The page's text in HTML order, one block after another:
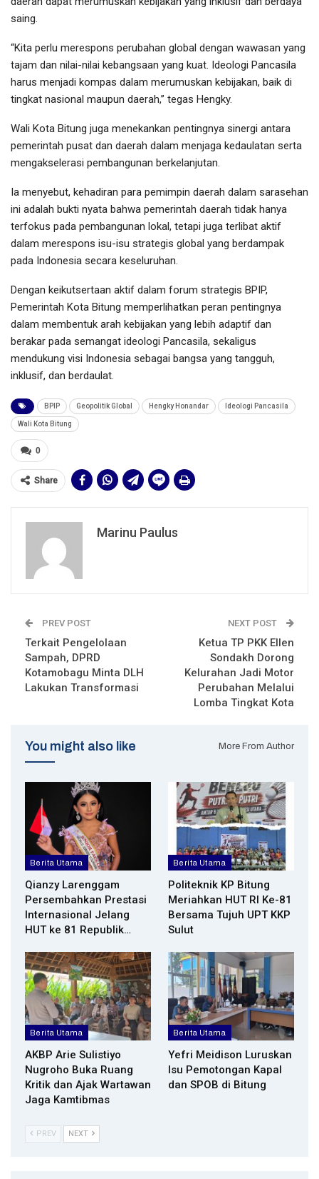
saing.
“Kita perlu merespons perubahan global dengan wawasan yang
tajam dan nilai-nilai kebangsaan yang kuat. Ideologi Pancasila
harus menjadi kompas dalam merumuskan kebijakan, baik di
tingkat nasional maupun daerah,” tegas Hengky.
Wali Kota Bitung juga menekankan pentingnya sinergi antara
pemerintah pusat dan daerah dalam menjaga kedaulatan serta
mengakselerasi pembangunan berkelanjutan.
Ia menyebut, kehadiran para pemimpin daerah dalam sarasehan
ini adalah bukti nyata bahwa pemerintah daerah tidak hanya
terfokus pada pembangunan lokal, tetapi juga terlibat aktif
dalam merespons isu-isu strategis global yang berdampak
pada Indonesia secara keseluruhan.
Dengan keikutsertaan aktif dalam forum strategis BPIP,
Pemerintah Kota Bitung memperlihatkan peran pentingnya
dalam membentuk arah kebijakan yang lebih adaptif dan
berakar pada semangat ideologi Pancasila, sekaligus
mendukung visi Indonesia sebagai bangsa yang tangguh,
inklusif, dan berdaulat.
BPIP Geopolitik Global Hengky Honandar Ideologi Pancasila
Wali Kota Bitung
0
Share
Marinu Paulus
PREV POST
Terkait Pengelolaan
Sampah, DPRD
Kotamobagu Minta DLH
Lakukan Transformasi
NEXT POST
Ketua TP PKK Ellen
Sondakh Dorong
Kelurahan Jadi Motor
Perubahan Melalui
Lomba Tingkat Kota
You might also like More From Author
Berita Utama
Qianzy Larenggam
Persembahkan Prestasi
Internasional Jelang
HUT ke 81 Republik…
Berita Utama
Politeknik KP Bitung
Meriahkan HUT RI Ke-81
Bersama Tujuh UPT KKP
Sulut
Berita Utama
AKBP Arie Sulistiyo
Nugroho Buka Ruang
Kritik dan Ajak Wartawan
Jaga Kamtibmas
Berita Utama
Yefri Meidison Luruskan
Isu Pemotongan Kapal
dan SPOB di Bitung
PREV NEXT